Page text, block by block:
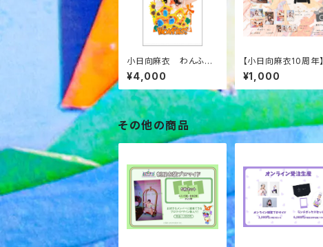
小日向麻衣 わんふぁ
す！デビュー記念オフィ
シャルT-シャツ
¥4,000
【小日向麻衣10周年
いちゃんといっしょポス
ター
¥1,000
その他の商品